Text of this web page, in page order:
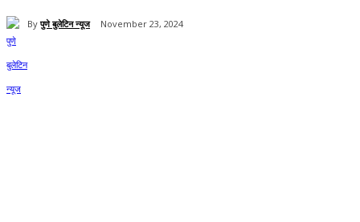
By पुणे बुलेटिन न्यूज November 23, 2024